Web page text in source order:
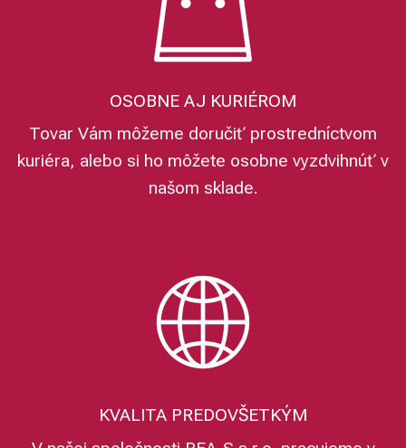
OSOBNE AJ KURIÉROM
Tovar Vám môžeme doručiť prostredníctvom
kuriéra, alebo si ho môžete osobne vyzdvihnúť v
našom sklade.
KVALITA PREDOVŠETKÝM